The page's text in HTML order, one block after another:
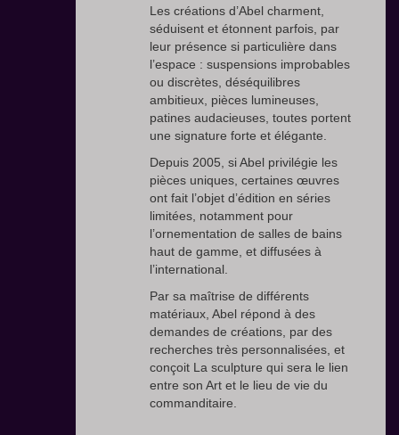
Les créations d’Abel charment,
séduisent et étonnent parfois, par
leur présence si particulière dans
l’espace : suspensions improbables
ou discrètes, déséquilibres
ambitieux, pièces lumineuses,
patines audacieuses, toutes portent
une signature forte et élégante.
Depuis 2005, si Abel privilégie les
pièces uniques, certaines œuvres
ont fait l’objet d’édition en séries
limitées, notamment pour
l’ornementation de salles de bains
haut de gamme, et diffusées à
l’international.
Par sa maîtrise de différents
matériaux, Abel répond à des
demandes de créations, par des
recherches très personnalisées, et
conçoit La sculpture qui sera le lien
entre son Art et le lieu de vie du
commanditaire.